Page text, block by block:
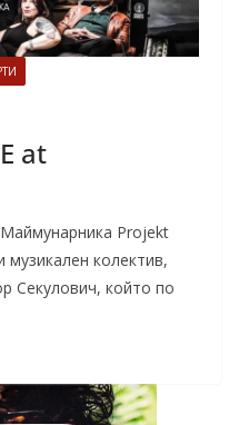
at
Projekt
музикален колектив,
Секулович, който по